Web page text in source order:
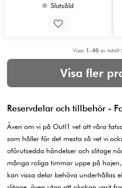
Slutsåld
Visar 1-40av totalt
Visa fler
Reservdelar och tillbehör -
Även om vi på Outl1 vet att våra
som håller för det mesta så vet vi
oförutsedda händelser och slitage
många roliga timmar uppe på
kan vissa delar behöva underhållas